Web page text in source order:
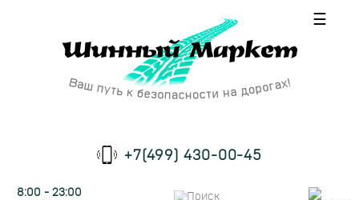
☰
+7(499) 430-00-45
8:00 - 23:00